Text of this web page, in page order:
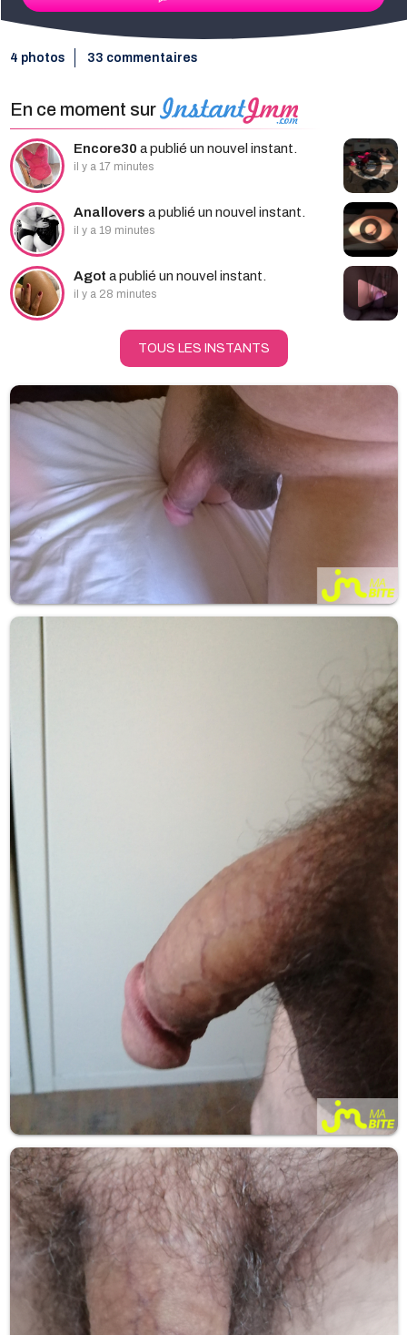
4 photos 33 commentaires
En ce moment sur
Encore30 a publié un nouvel instant.
il y a 17 minutes
Anallovers a publié un nouvel instant.
il y a 19 minutes
Agot a publié un nouvel instant.
il y a 28 minutes
TOUS LES INSTANTS